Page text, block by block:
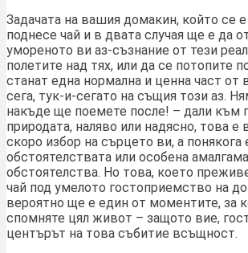
Задачата на вашия домакин, който се
поднесе чай и в двата случая ще е да
умореното ви аз-съзнание от тези
полетите над тях, или да се потопите
станат една нормална и ценна част от
сега, тук-и-сегато на същия този аз.
накъде ще поемете после! – дали към
природата, наляво или надясно, това е
скоро избор на сърцето ви, а понякога
обстоятелствата или особена
обстоятелства. Но това, което
чай под умелото гостоприемство на
вероятно ще е един от моментите, за
спомняте цял живот – защото вие,
центърът на това събитие всъщност.